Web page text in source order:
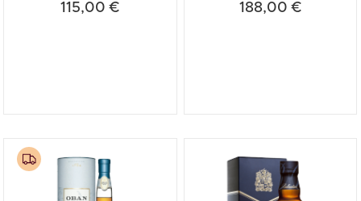
115,00 € 188,00 €